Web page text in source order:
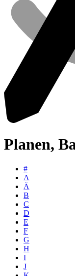
Planen,
#
A
Ä
B
C
D
E
F
G
H
I
J